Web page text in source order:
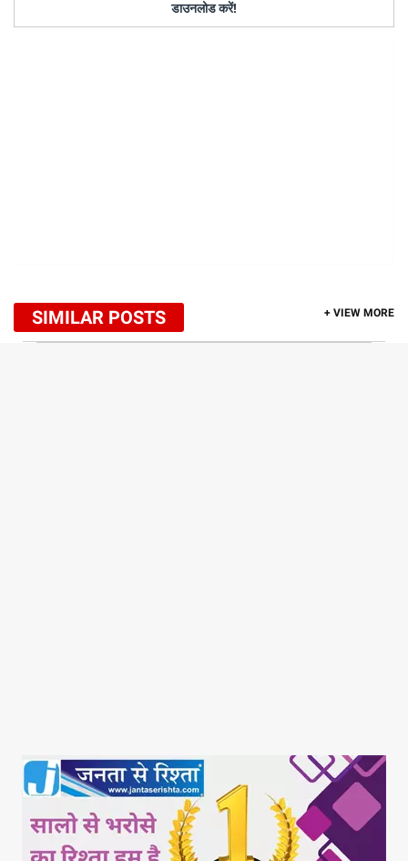
डाउनलोड करें!
SIMILAR POSTS + VIEW MORE